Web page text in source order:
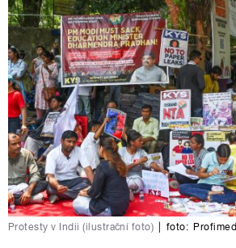
Protesty v Indii (ilustrační foto) foto: